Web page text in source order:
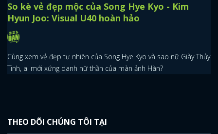
So kè vẻ đẹp mộc của Song Hye Kyo - Kim
Hyun Joo: Visual U40 hoàn hảo
Cùng xem vẻ đẹp tự nhiên của Song Hye Kyo và sao nữ Giày Thủy
Tinh, ai mới xứng danh nữ thần của màn ảnh Hàn?
THEO DÕI CHÚNG TÔI TẠI